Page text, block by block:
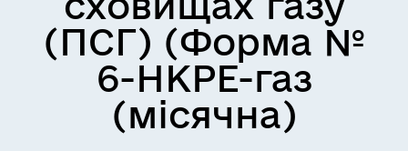
(ПСГ) (Форма №
6-НКРЕ-газ
(місячна)